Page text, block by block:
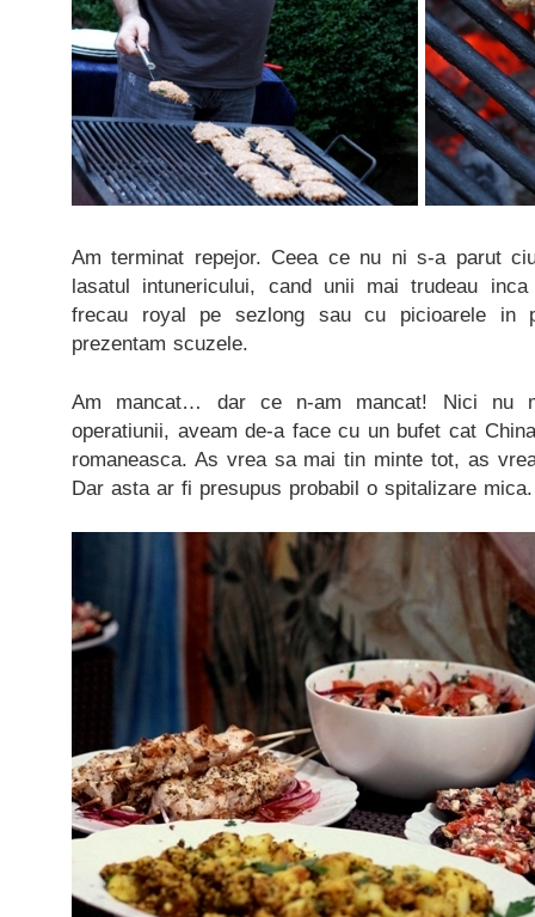
Am terminat repejor. Ceea ce nu ni s-a parut
lasatul intunericului, cand unii mai trudeau
frecau royal pe sezlong sau cu picioarele in
prezentam scuzele.
Am mancat… dar ce n-am mancat! Nici nu
operatiunii, aveam de-a face cu un bufet cat
romaneasca. As vrea sa mai tin minte tot, as
Dar asta ar fi presupus probabil o spitalizare mica.